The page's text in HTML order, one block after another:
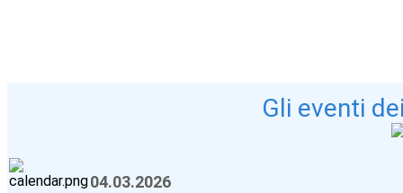
Gli eventi
04.03.2026